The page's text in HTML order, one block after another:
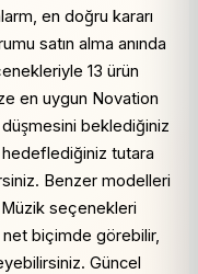
en doğru kararı
satın alma anında
13 ürün
en uygun Novation
düşmesini beklediğiniz
tutara
Benzer modelleri
seçenekleri
net biçimde görebilir,
Güncel